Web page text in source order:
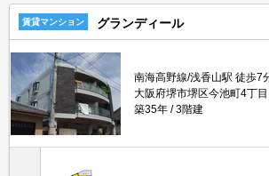
賃貸マンション グランディール
南海高野線/浅香山駅 徒歩7
大阪府堺市堺区今池町4丁目
築35年
3階建